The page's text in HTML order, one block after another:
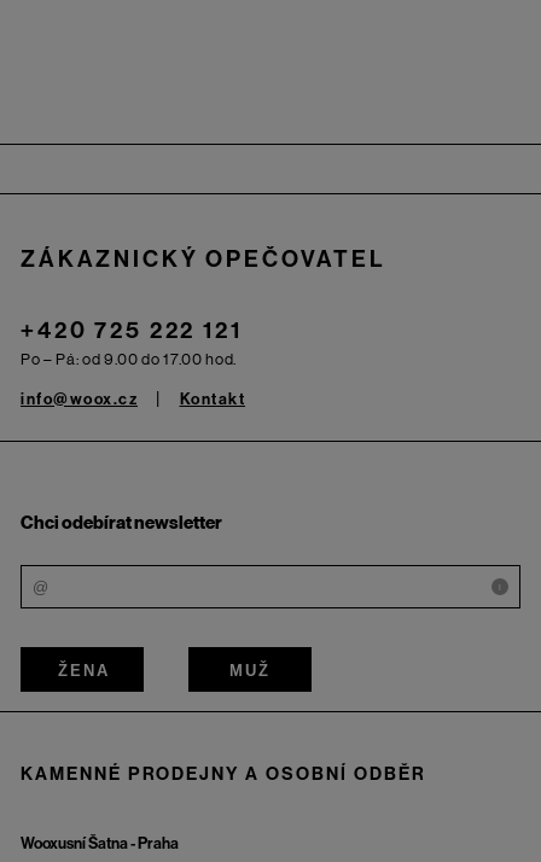
ZÁKAZNICKÝ OPEČOVATEL
+420 725 222 121
Po – Pá: od 9.00 do 17.00 hod.
info@woox.cz Kontakt
Chci odebírat newsletter
i
ŽENA MUŽ
KAMENNÉ PRODEJNY A OSOBNÍ ODBĚR
Wooxusní Šatna - Praha